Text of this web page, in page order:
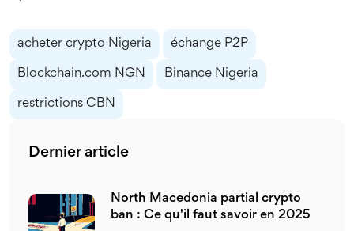
acheter crypto Nigeria échange P2P
Blockchain.com NGN Binance Nigeria
restrictions CBN
Dernier article
North Macedonia partial crypto
ban : Ce qu'il faut savoir en 2025